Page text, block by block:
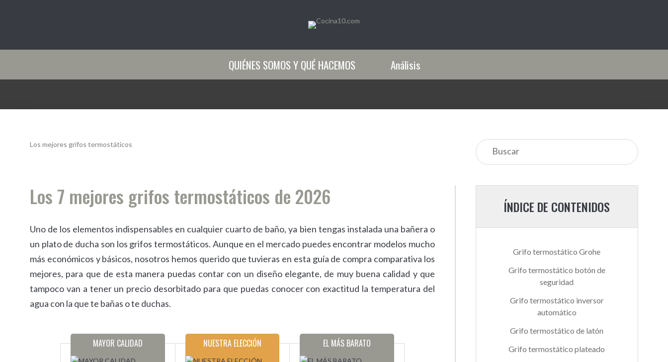
QUIÉNES SOMOS Y QUÉ HACEMOS Análisis
Los mejores grifos termostáticos
Los 7 mejores grifos termostáticos de 2026
Uno de los elementos indispensables en cualquier cuarto de baño, ya bien tengas instalada una bañera o
un plato de ducha son los grifos termostáticos. Aunque en el mercado puedes encontrar modelos mucho
más económicos y básicos, nosotros hemos querido que tuvieras en esta guía de compra comparativa los
mejores, para que de esta manera puedas contar con un diseño elegante, de muy buena calidad y que
tampoco van a tener un precio desorbitado para que puedas conocer con exactitud la temperatura del
agua con la que te bañas o te duchas.
MAYOR CALIDAD NUESTRA ELECCIÓN EL MÁS BARATO
ÍNDICE DE CONTENIDOS
Grifo termostático Grohe
Grifo termostático botón de
seguridad
Grifo termostático inversor
automático
Grifo termostático de latón
Grifo termostático plateado